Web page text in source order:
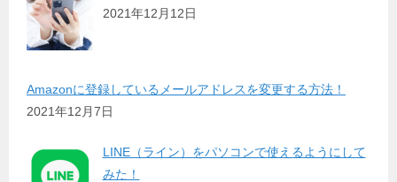
2021年12月12日
Amazonに登録しているメールアドレスを変更する方法！
2021年12月7日
LINE（ライン）をパソコンで使えるようにして
みた！